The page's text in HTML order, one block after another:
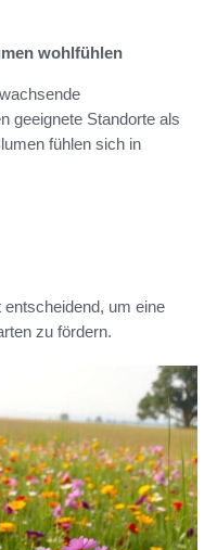
wohlfühlen
geeignete Standorte als
fühlen sich in
um eine
zu fördern.